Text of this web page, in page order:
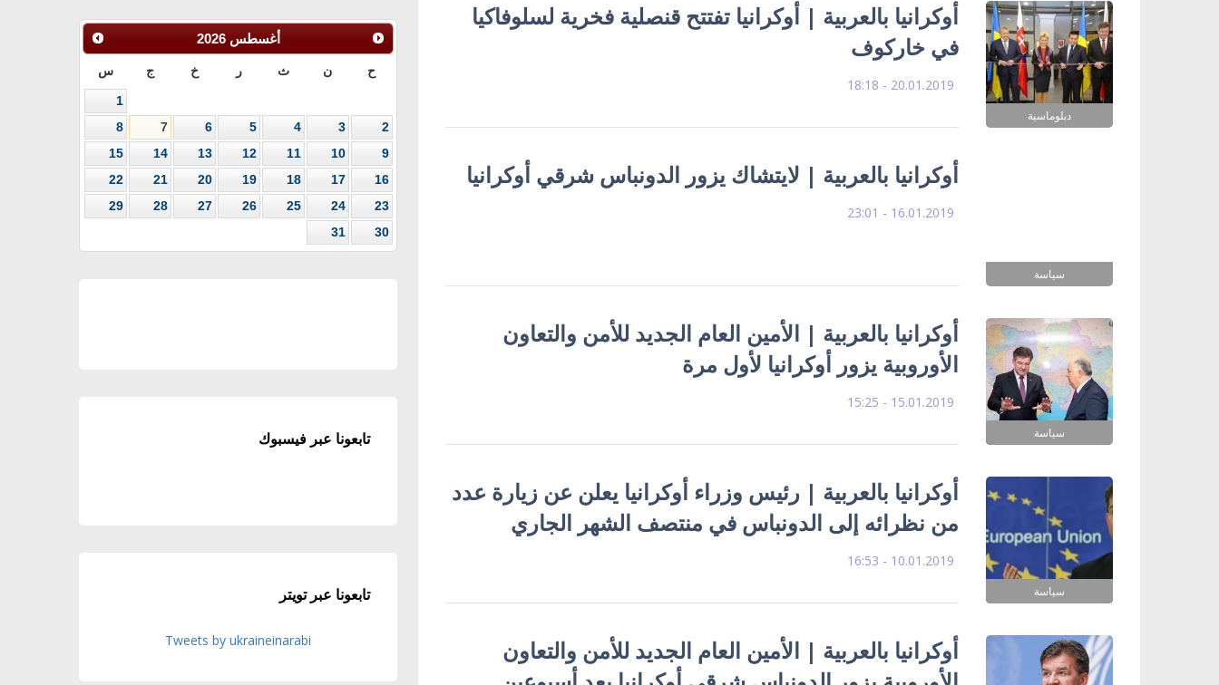
دبلوماسية
أوكرانيا بالعربية | أوكرانيا تفتتح قنصلية فخرية لسلوفاكيا
في خاركوف
20.01.2019 - 18:18
سياسة
أوكرانيا بالعربية | لايتشاك يزور الدونباس شرقي أوكرانيا
16.01.2019 - 23:01
سياسة
أوكرانيا بالعربية | الأمين العام الجديد للأمن والتعاون
الأوروبية يزور أوكرانيا لأول مرة
15.01.2019 - 15:25
سياسة
أوكرانيا بالعربية | رئيس وزراء أوكرانيا يعلن عن زيارة عدد
من نظرائه إلى الدونباس في منتصف الشهر الجاري
10.01.2019 - 16:53
أوكرانيا بالعربية | الأمين العام الجديد للأمن والتعاون
أغسطس 2026
ح ن ث ر خ ج س
1
2
3
4
5
6
7
8
9
10
11
12
13
14
15
16
17
18
19
20
21
22
23
24
25
26
27
28
29
30
31
تابعونا عبر فيسبوك
تابعونا عبر تويتر
Tweets by ukraineinarabi